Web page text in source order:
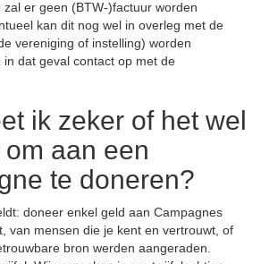
er geen (BTW-)factuur worden
kan dit nog wel in overleg met de
vereniging of instelling) worden
in dat geval contact op met de
ik zeker of het wel
aan een
te doneren?
doneer enkel geld aan Campagnes
van mensen die je kent en vertrouwt, of
bron werden aangeraden.